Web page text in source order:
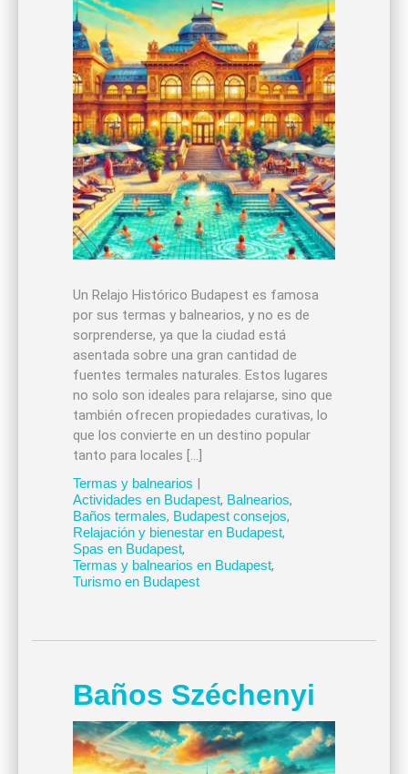
Un Relajo Histórico Budapest es famosa
por sus termas y balnearios, y no es de
sorprenderse, ya que la ciudad está
asentada sobre una gran cantidad de
fuentes termales naturales. Estos lugares
no solo son ideales para relajarse, sino que
también ofrecen propiedades curativas, lo
que los convierte en un destino popular
tanto para locales […]
Termas y balnearios |
Actividades en Budapest, Balnearios,
Baños termales, Budapest consejos,
Relajación y bienestar en Budapest,
Spas en Budapest,
Termas y balnearios en Budapest,
Turismo en Budapest
Baños Széchenyi